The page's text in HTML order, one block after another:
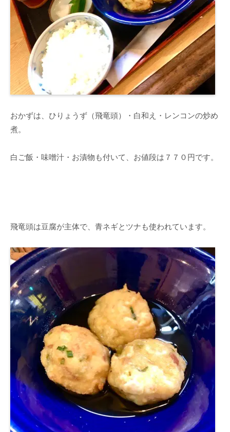
おかずは、ひりょうず（飛竜頭）・白和え・レンコンの炒め
煮。
白ご飯・味噌汁・お漬物も付いて、お値段は７７０円です。
飛竜頭は豆腐が主体で、青ネギとツナも使われています。